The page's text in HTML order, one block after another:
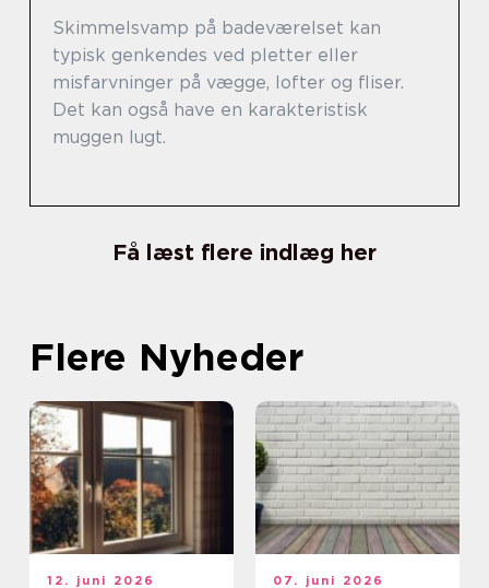
Skimmelsvamp på badeværelset kan
typisk genkendes ved pletter eller
misfarvninger på vægge, lofter og fliser.
Det kan også have en karakteristisk
muggen lugt.
Få læst flere indlæg her
Flere Nyheder
12. juni 2026 07. juni 2026